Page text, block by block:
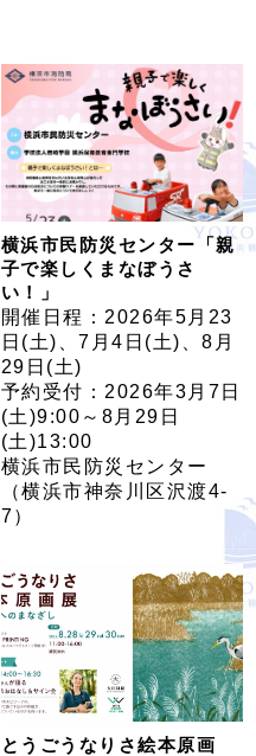
横浜市民防災センター「親
子で楽しくまなぼうさ
い！」
開催日程：2026年5月23
日(土)、7月4日(土)、8月
29日(土)
予約受付：2026年3月7日
(土)9:00～8月29日
(土)13:00
横浜市民防災センター
（横浜市神奈川区沢渡4-
7）
とうごうなりさ絵本原画